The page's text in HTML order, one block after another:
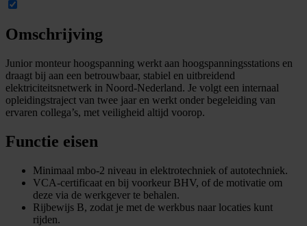
Omschrijving
Junior monteur hoogspanning werkt aan hoogspanningsstations en
draagt bij aan een betrouwbaar, stabiel en uitbreidend
elektriciteitsnetwerk in Noord-Nederland. Je volgt een internaal
opleidingstraject van twee jaar en werkt onder begeleiding van
ervaren collega’s, met veiligheid altijd voorop.
Functie eisen
Minimaal mbo-2 niveau in elektrotechniek of autotechniek.
VCA-certificaat en bij voorkeur BHV, of de motivatie om
deze via de werkgever te behalen.
Rijbewijs B, zodat je met de werkbus naar locaties kunt
rijden.